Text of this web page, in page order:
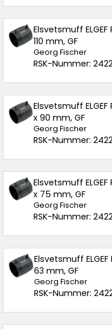
Elsvetsmuff ELGEF
110 mm, GF
Georg Fischer
RSK-Nummer:
Elsvetsmuff
x 90 mm, GF
Georg Fischer
RSK-Nummer:
Elsvetsmuff
x 75 mm, GF
Georg Fischer
RSK-Nummer:
Elsvetsmuff
63 mm, GF
Georg Fischer
RSK-Nummer: